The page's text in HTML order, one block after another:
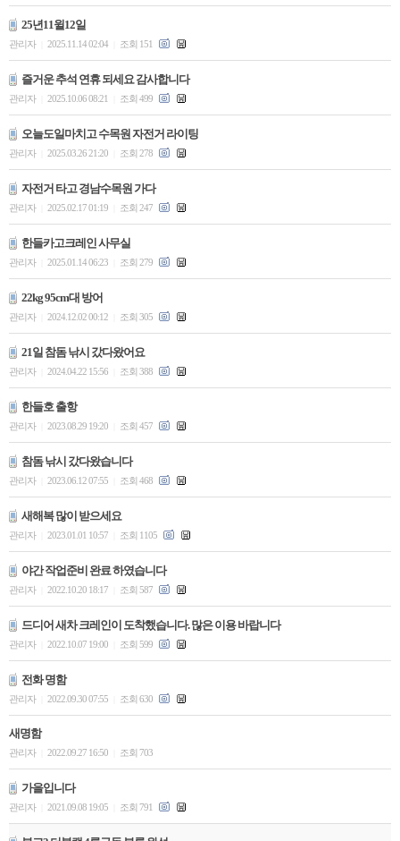
25년11윌12일
관리자 2025.11.14 02:04 조회 151
즐거운 추석 연휴 되세요 감사합니다
관리자 2025.10.06 08:21 조회 499
오늘도일마치고 수목원 자전거 라이팅
관리자 2025.03.26 21:20 조회 278
자전거 타고 경남수목원 가다
관리자 2025.02.17 01:19 조회 247
한들카고크레인 사무실
관리자 2025.01.14 06:23 조회 279
22kg 95cm대 방어
관리자 2024.12.02 00:12 조회 305
21일 참돔 낚시 갔다왔어요
관리자 2024.04.22 15:56 조회 388
한들호 출항
관리자 2023.08.29 19:20 조회 457
참돔 낚시 갔다왔습니다
관리자 2023.06.12 07:55 조회 468
새해복 많이 받으세요
관리자 2023.01.01 10:57 조회 1105
야간 작업준비 완료 하였습니다
관리자 2022.10.20 18:17 조회 587
드디어 새차 크레인이 도착했습니다. 많은 이용 바랍니다
관리자 2022.10.07 19:00 조회 599
전화 명함
관리자 2022.09.30 07:55 조회 630
새명함
관리자 2022.09.27 16:50 조회 703
가을입니다
관리자 2021.09.08 19:05 조회 791